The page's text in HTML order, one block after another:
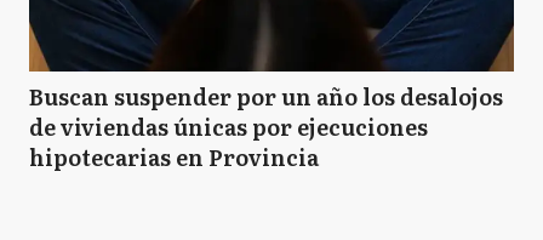
Buscan suspender por un año los desalojos
de viviendas únicas por ejecuciones
hipotecarias en Provincia